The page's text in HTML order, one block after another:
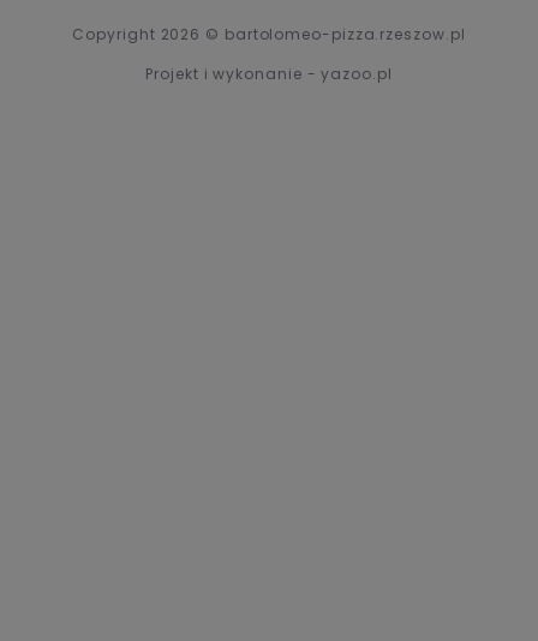
Copyright 2026 © bartolomeo-pizza.rzeszow.pl
Projekt i wykonanie - yazoo.pl